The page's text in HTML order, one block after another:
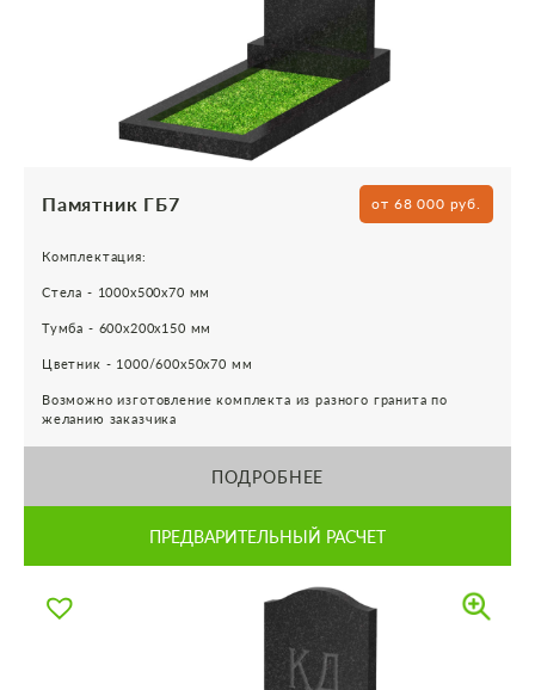
Памятник ГБ7 от 68 000 руб.
Комплектация:
Стела - 1000х500х70 мм
Тумба - 600х200х150 мм
Цветник - 1000/600х50х70 мм
Возможно изготовление комплекта из разного гранита по
желанию заказчика
ПОДРОБНЕЕ
ПРЕДВАРИТЕЛЬНЫЙ РАСЧЕТ